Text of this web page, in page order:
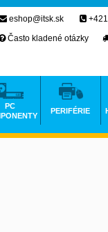
eshop@itsk.sk
Často kladené otázky
PC
PERIFÉRIE